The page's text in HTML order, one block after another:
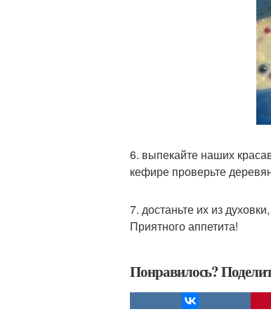
6. выпекайте наших
кефире проверьте
7. достаньте их из
Приятного аппетита!
Понравилось?